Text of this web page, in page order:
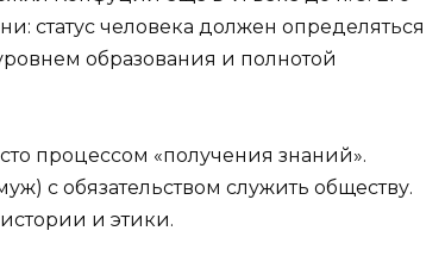
статус человека должен определяться
образования и полнотой
процессом «получения знаний».
с обязательством служить обществу.
и этики.